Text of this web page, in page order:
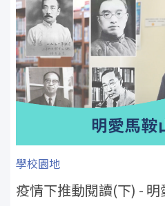
學校園地
疫情下推動閱讀(下) -